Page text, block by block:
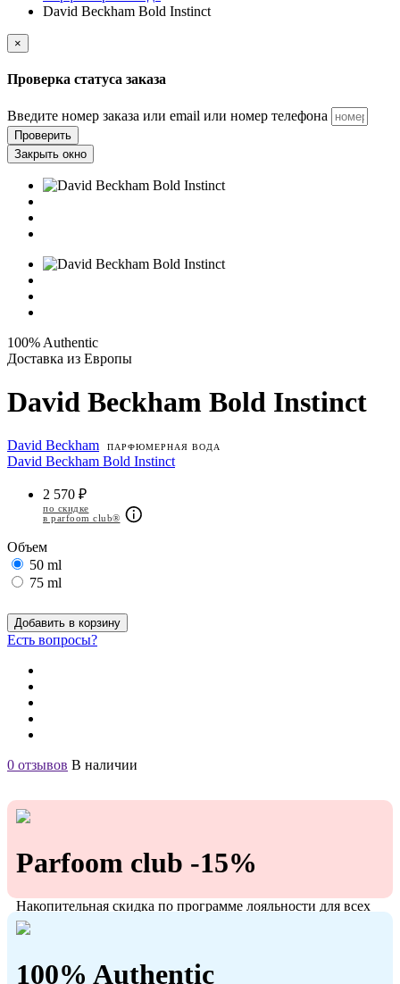
David Beckham Bold Instinct
×
Проверка статуса заказа
Введите номер заказа или email или номер телефона
Проверить
Закрыть окно
100% Authentic
Доставка из Европы
David Beckham Bold Instinct
David Beckham ПАРФЮМЕРНАЯ ВОДА
David Beckham Bold Instinct
2 570 ₽
по скидке
в parfoom club®
Объем
50 ml
75 ml
Добавить в корзину
Есть вопросы?
0 отзывов В наличии
Parfoom club -15%
Накопительная скидка по программе лояльности для всех
кто с нами!
100% Authentic